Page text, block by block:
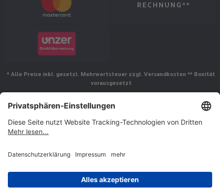
RECHNUNG**
* Alle Preise inkl. gesetzl. Mehrwertsteuer zzgl. Versandkosten ** Bonität
vorausgesetzt
Folgen Sie uns
© Jakob Maul GmbH,
Jakob-Maul-Str. 17, 64732 Bad König, Deutschland